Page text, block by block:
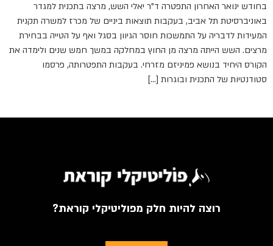
בחודש ינואר האחרון התפטרה ד"ר יאלי השש, מרצה בתכנית למגדר
באוניברסיטת תל אביב, בעקבות תוצאות ביניים של מכרז למשרה תקנית
המעידות לדבריה על התמשכות חוסר הגיוון בסגל ואף על הטייה בבחירת
מרצים. השש הייתה מרצה מן החוץ במחלקה במשך חמש שנים ולימדה את
הקורס היחיד בנושא פמיניזם מזרחי. בעקבות התפטרותה, פרסמו
סטודנטיות של התכנית ובוגרות […]
רוצה להיות חלק מפוליטיקלי קוראת?